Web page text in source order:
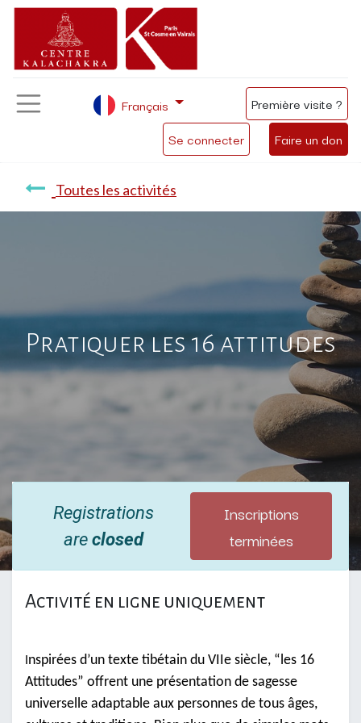
Se connecter Faire un don
Français Première visite ?
Toutes les activités
Pratiquer les 16 attitudes
Registrations
areclosed
Inscriptions
terminées
Activité en ligne uniquement
nspirées d’un texte tibétain du VIIe siècle, “les 16
Attitudes” offrent une présentation de sagesse
universelle adaptable aux personnes de tous âges,